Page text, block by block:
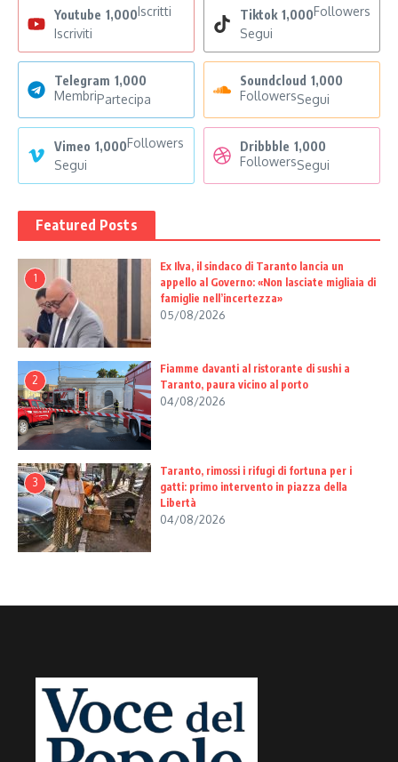
Youtube 1,000Iscritti
Iscriviti
Tiktok 1,000Followers
Segui
Telegram 1,000
MembriPartecipa
Soundcloud 1,000
FollowersSegui
Vimeo 1,000Followers
Segui
Dribbble 1,000
FollowersSegui
Featured Posts
1
Ex Ilva, il sindaco di Taranto lancia un
appello al Governo: «Non lasciate migliaia di
famiglie nell’incertezza»
05/08/2026
2
Fiamme davanti al ristorante di sushi a
Taranto, paura vicino al porto
04/08/2026
3
Taranto, rimossi i rifugi di fortuna per i
gatti: primo intervento in piazza della
Libertà
04/08/2026